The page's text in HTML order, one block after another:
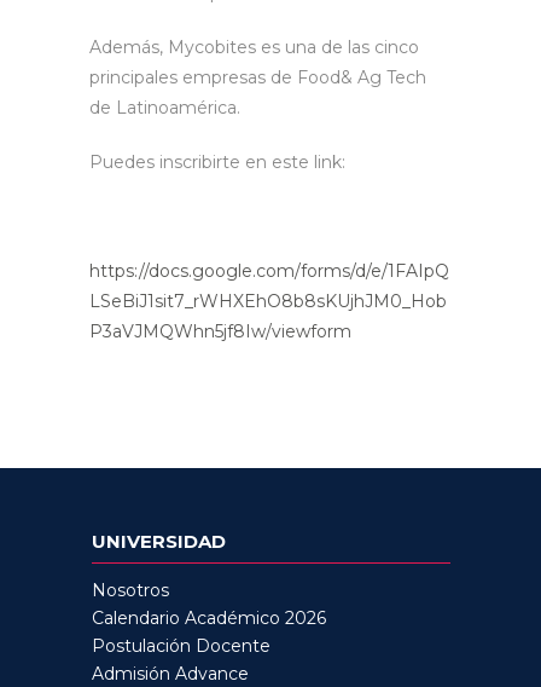
Además, Mycobites es una de las cinco
principales empresas de Food& Ag Tech
de Latinoamérica.
Puedes inscribirte en este link:
https://docs.google.com/forms/d/e/1FAIpQ
LSeBiJ1sit7_rWHXEhO8b8sKUjhJM0_Hob
P3aVJMQWhn5jf8Iw/viewform
UNIVERSIDAD
Nosotros
Calendario Académico 2026
Postulación Docente
Admisión Advance